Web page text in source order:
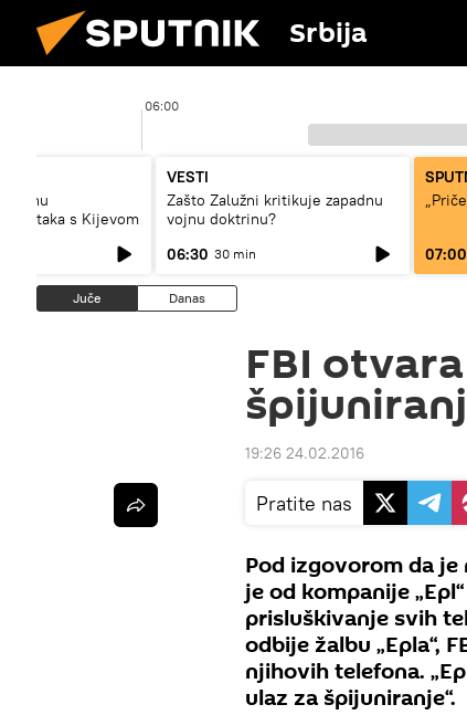
Srbija
06:00
s Kijevom
VESTI
Zašto Zalužni kritikuje zapadnu
vojnu doktrinu?
06:30 30 min 07:00
Juče Danas
FBI
19:26 24.02.2016
Pratite nas
Pod izgovorom da
je od kompanije
prisluškivanje svih
odbije žalbu „Epla“,
njihovih telefona.
ulaz za špijuniranje“.